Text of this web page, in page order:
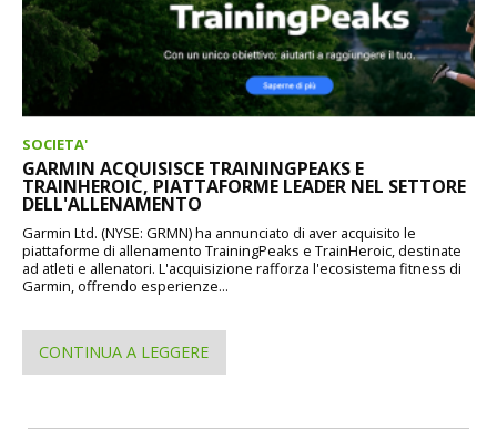
SOCIETA'
GARMIN ACQUISISCE TRAININGPEAKS E
TRAINHEROIC, PIATTAFORME LEADER NEL SETTORE
DELL'ALLENAMENTO
Garmin Ltd. (NYSE: GRMN) ha annunciato di aver acquisito le
piattaforme di allenamento TrainingPeaks e TrainHeroic, destinate
ad atleti e allenatori. L'acquisizione rafforza l'ecosistema fitness di
Garmin, offrendo esperienze...
CONTINUA A LEGGERE